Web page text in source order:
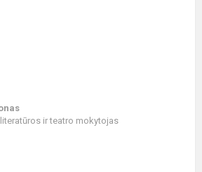
ir teatro mokytojas